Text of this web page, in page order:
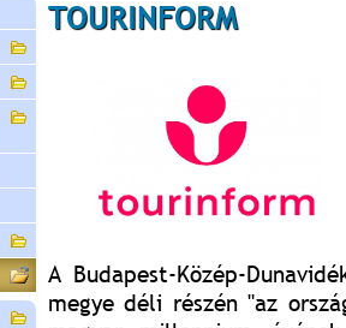
TOURINFORM
A Budapest-Közép-
megye déli részén "az